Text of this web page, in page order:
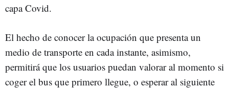
capa Covid.
El hecho de conocer la ocupación que presenta un
medio de transporte en cada instante, asimismo,
permitirá que los usuarios puedan valorar al momento si
coger el bus que primero llegue, o esperar al siguiente